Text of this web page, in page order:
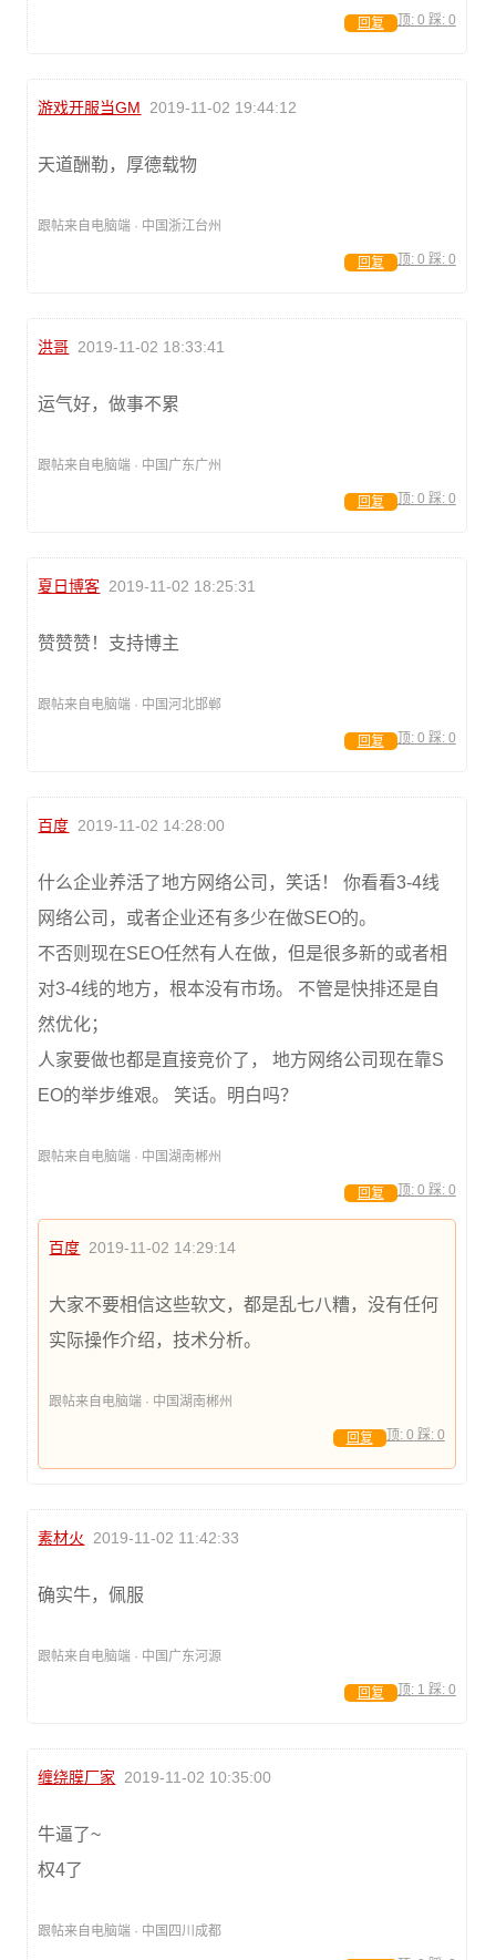
顶: 0 踩: 0
回复
游戏开服当GM 2019-11-02 19:44:12
天道酬勒，厚德载物
跟帖来自电脑端 · 中国浙江台州
顶: 0 踩: 0
回复
洪哥 2019-11-02 18:33:41
运气好，做事不累
跟帖来自电脑端 · 中国广东广州
顶: 0 踩: 0
回复
夏日博客 2019-11-02 18:25:31
赞赞赞！支持博主
跟帖来自电脑端 · 中国河北邯郸
顶: 0 踩: 0
回复
百度 2019-11-02 14:28:00
什么企业养活了地方网络公司，笑话！ 你看看3-4线
网络公司，或者企业还有多少在做SEO的。
不否则现在SEO任然有人在做，但是很多新的或者相
对3-4线的地方，根本没有市场。 不管是快排还是自
然优化；
人家要做也都是直接竞价了， 地方网络公司现在靠S
EO的举步维艰。 笑话。明白吗？
跟帖来自电脑端 · 中国湖南郴州
顶: 0 踩: 0
回复
百度 2019-11-02 14:29:14
大家不要相信这些软文，都是乱七八糟，没有任何
实际操作介绍，技术分析。
跟帖来自电脑端 · 中国湖南郴州
顶: 0 踩: 0
回复
素材火 2019-11-02 11:42:33
确实牛，佩服
跟帖来自电脑端 · 中国广东河源
顶: 1 踩: 0
回复
缠绕膜厂家 2019-11-02 10:35:00
牛逼了~
权4了
跟帖来自电脑端 · 中国四川成都